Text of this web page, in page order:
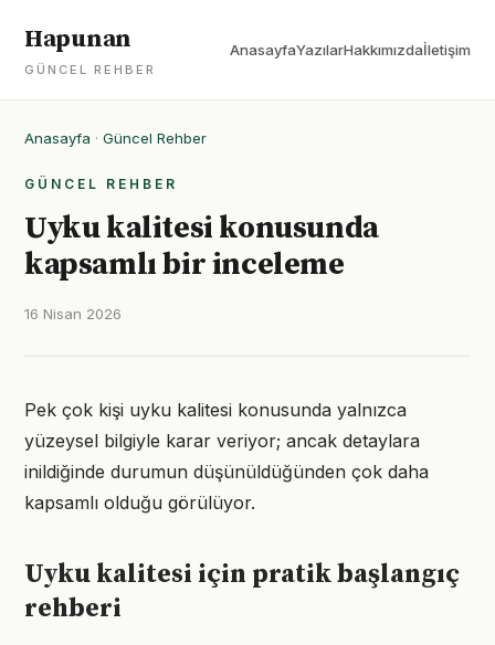
Hapunan
GÜNCEL REHBER
AnasayfaYazılarHakkımızdaİletişim
Anasayfa · Güncel Rehber
GÜNCEL REHBER
Uyku kalitesi konusunda
kapsamlı bir inceleme
16 Nisan 2026
Pek çok kişi uyku kalitesi konusunda yalnızca
yüzeysel bilgiyle karar veriyor; ancak detaylara
inildiğinde durumun düşünüldüğünden çok daha
kapsamlı olduğu görülüyor.
Uyku kalitesi için pratik başlangıç
rehberi